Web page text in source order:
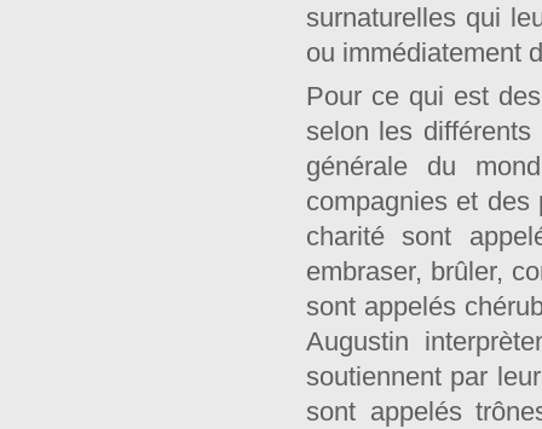
surnaturelles qui
ou immédiatement
Pour ce qui est
selon les
générale du
compagnies et
charité sont
embraser, brûler,
sont appelés
Augustin
soutiennent par
sont appelés